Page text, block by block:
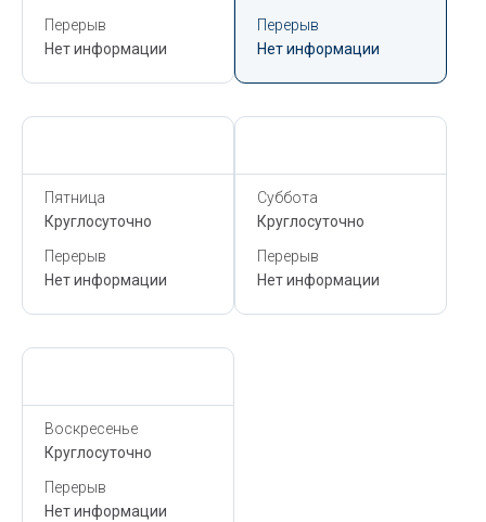
Перерыв
Нет информации
Перерыв
Нет информации
Пятница
Круглосуточно
Перерыв
Нет информации
Суббота
Круглосуточно
Перерыв
Нет информации
Воскресенье
Круглосуточно
Перерыв
Нет информации